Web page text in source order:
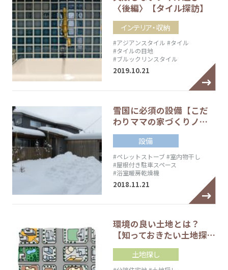
〈後編〉【タイル探訪】
インテリア・収納
#アジアンスタイル #タイル
#タイルの目地
#ブルックリンスタイル
2019.10.21
雪国に必須の設備【こだ
わりママの家づくりノ…
設備
#ペレットストーブ#室内物干し
#屋根付き駐車スペース
#浴室暖房乾燥機
2018.11.21
環境の良い土地とは？
【知っておきたい土地探…
土地探し